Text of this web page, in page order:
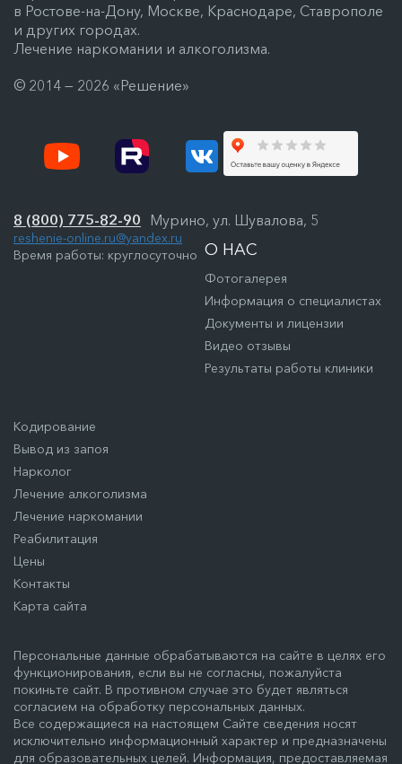
в Ростове-на-Дону, Москве, Краснодаре, Ставрополе
и других городах.
Лечение наркомании и алкоголизма.
© 2014 — 2026 «Решение»
О НАС
Фотогалерея
Информация о специалистах
Документы и лицензии
Видео отзывы
Результаты работы клиники
Кодирование
Вывод из запоя
Нарколог
Лечение алкоголизма
Лечение наркомании
Реабилитация
Цены
Контакты
Карта сайта
8 (800) 775-82-90 Мурино, ул. Шувалова, 5
reshenie-online.ru@yandex.ru
Время работы: круглосуточно
Персональные данные обрабатываются на сайте в целях его
функционирования, если вы не согласны, пожалуйста
покиньте сайт. В противном случае это будет являться
согласием на обработку персональных данных.
Все содержащиеся на настоящем Сайте сведения носят
исключительно информационный характер и предназначены
для образовательных целей. Информация, предоставляемая